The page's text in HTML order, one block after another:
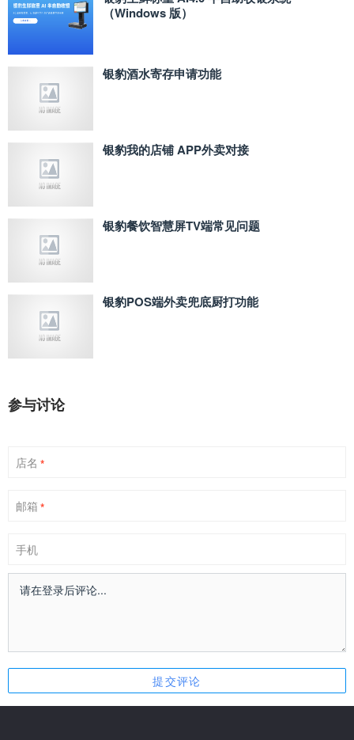
（Windows 版）
银豹酒水寄存申请功能
银豹我的店铺 APP外卖对接
银豹餐饮智慧屏TV端常见问题
银豹POS端外卖兜底厨打功能
参与讨论
店名 *
邮箱 *
手机